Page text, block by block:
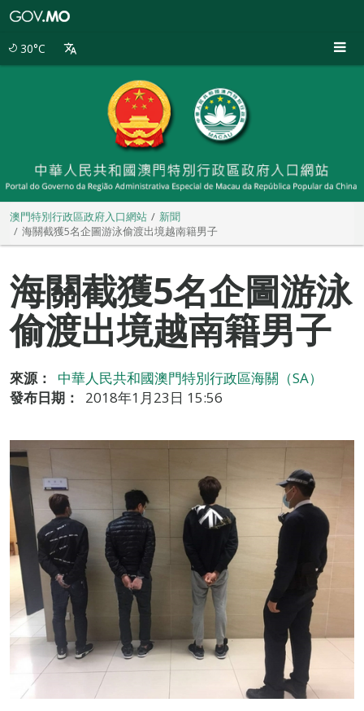
30°C
澳門特別行政區政府入口網站
新聞
海關截獲5名企圖游泳偷渡出境越南籍男子
海關截獲5名企圖游泳
偷渡出境越南籍男子
來源：
中華人民共和國澳門特別行政區海關（SA）
發布日期：
2018年1月23日 15:56